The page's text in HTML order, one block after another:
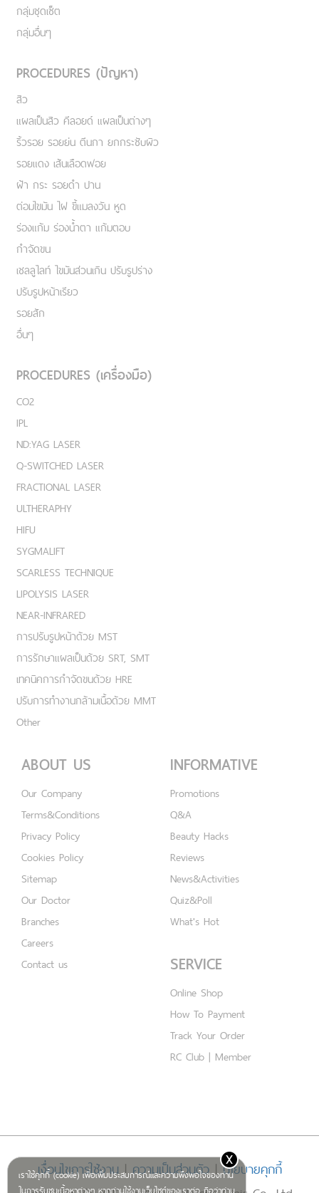
เราใช้คุกกี้ (cookie) เพื่อเพิ่มประสบการณ์และความพึงพอใจของท่าน
x
กลุ่มชุดเซ็ต
กลุ่มอื่นๆ
PROCEDURES (ปัญหา)
สิว
แผลเป็นสิว คีลอยด์ แผลเป็นต่างๆ
ริ้วรอย รอยย่น ตีนกา ยกกระชับผิว
รอยแดง เส้นเลือดฟอย
ฝ้า กระ รอยดำ ปาน
ต่อมไขมัน ไฝ ขี้แมลงวัน หูด
ร่องแก้ม ร่องน้ำตา แก้มตอบ
กำจัดขน
เชลลูไลท์ ไขมันส่วนเกิน ปรับรูปร่าง
ปรับรูปหน้าเรียว
รอยสัก
อื่นๆ
PROCEDURES (เครื่องมือ)
CO2
IPL
ND:YAG LASER
Q-SWITCHED LASER
FRACTIONAL LASER
ULTHERAPHY
HIFU
SYGMALIFT
SCARLESS TECHNIQUE
LIPOLYSIS LASER
NEAR-INFRARED
การปรับรูปหน้าด้วย MST
การรักษาแผลเป็นด้วย SRT, SMT
เทคนิคการกำจัดขนด้วย HRE
ปรับการทำงานกล้ามเนื้อด้วย MMT
Other
ABOUT US
Our Company
Terms&Conditions
Privacy Policy
Cookies Policy
Sitemap
Our Doctor
Branches
Careers
Contact us
INFORMATIVE
Promotions
Q&A
Beauty Hacks
Reviews
News&Activities
Quiz&Poll
What's Hot
SERVICE
Online Shop
How To Payment
Track Your Order
RC Club | Member
เงื่อนไขการใช้งาน|ความเป็นส่วนตัว|นโยบายคุกกี้